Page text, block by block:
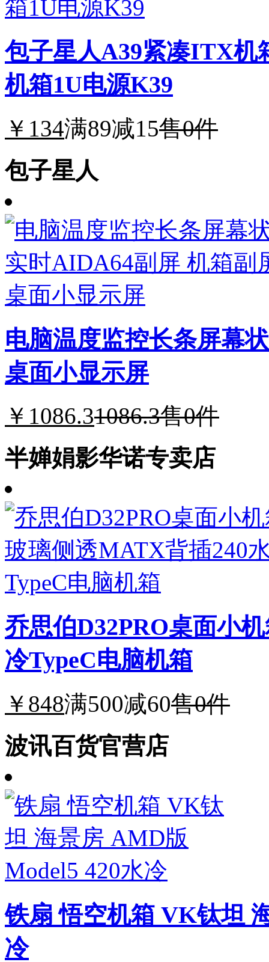
包子星人A39紧凑ITX机
机箱1U电源K39
￥134满89减15售0件
包子星人
电脑温度监控长条屏幕
桌面小显示屏
￥1086.31086.3售0件
半婵娟影华诺专卖店
乔思伯D32PRO桌面小
冷TypeC电脑机箱
￥848满500减60售0件
波讯百货官营店
铁扇 悟空机箱 VK钛坦
冷